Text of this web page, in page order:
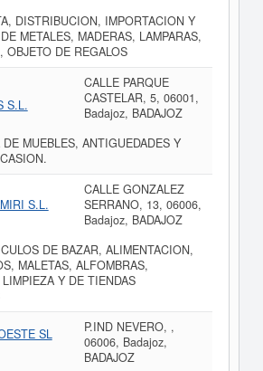
DISTRIBUCION, IMPORTACION Y
METALES, MADERAS, LAMPARAS,
OBJETO DE REGALOS
S.L.
CALLE PARQUE
CASTELAR, 5, 06001,
Badajoz, BADAJOZ
DE MUEBLES, ANTIGUEDADES Y
S.L.
CALLE GONZALEZ
SERRANO, 13, 06006,
Badajoz, BADAJOZ
DE BAZAR, ALIMENTACION,
MALETAS, ALFOMBRAS,
Y DE TIENDAS
SL
P.IND NEVERO, ,
06006, Badajoz,
BADAJOZ